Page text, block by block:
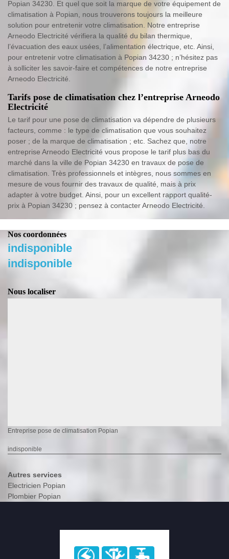
Popian 34230. Et quel que soit la marque de votre équipement de
climatisation à Popian, nous trouverons toujours la meilleure
solution pour entretenir votre climatisation. Notre entreprise
Arneodo Electricité vérifiera la qualité du bilan thermique,
l’évacuation des eaux usées, l’alimentation électrique, etc. Ainsi,
pour entretenir votre climatisation à Popian 34230 ; n’hésitez pas
à solliciter les savoir-faire et compétences de notre entreprise
Arneodo Electricité.
Tarifs pose de climatisation chez l’entreprise Arneodo
Electricité
Le tarif pour une pose de climatisation va dépendre de plusieurs
facteurs, comme : le type de climatisation que vous souhaitez
poser ; de la marque de climatisation ; etc. Sachez que, notre
entreprise Arneodo Electricité vous propose le tarif plus bas du
marché dans la ville de Popian 34230 en travaux de pose de
climatisation. Très professionnels et intègres, nous sommes en
mesure de vous fournir des travaux de qualité, mais à prix
adapter à votre budget. Ainsi, pour un excellent rapport qualité-
prix à Popian 34230 ; pensez à contacter Arneodo Electricité.
Nos coordonnées
indisponible
indisponible
Nous localiser
Entreprise pose de climatisation Popian
indisponible
Autres services
Electricien Popian
Plombier Popian